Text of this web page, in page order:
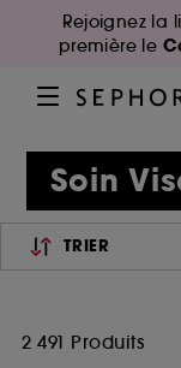
Rejoignez la
première le
Soin
TRIER
2 491 Produits